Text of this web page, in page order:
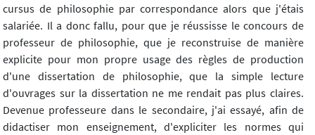
cursus de philosophie par correspondance alors que j'étais
salariée. Il a donc fallu, pour que je réussisse le concours de
professeur de philosophie, que je reconstruise de manière
explicite pour mon propre usage des règles de production
d'une dissertation de philosophie, que la simple lecture
d'ouvrages sur la dissertation ne me rendait pas plus claires.
Devenue professeure dans le secondaire, j'ai essayé, afin de
didactiser mon enseignement, d'expliciter les normes qui